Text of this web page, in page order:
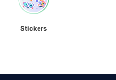
Stickers